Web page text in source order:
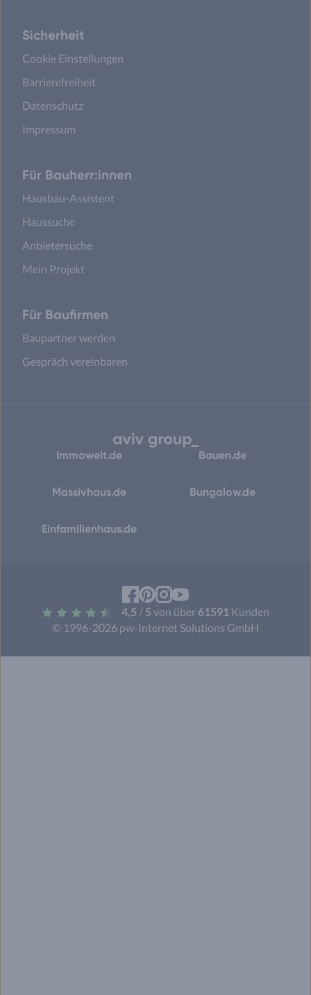
Sicherheit
Cookie Einstellungen
Barrierefreiheit
Datenschutz
Impressum
Für Bauherr:innen
Hausbau-Assistent
Haussuche
Anbietersuche
Mein Projekt
Für Baufirmen
Baupartner werden
Gespräch vereinbaren
Immowelt.de Bauen.de
Massivhaus.de Bungalow.de
Einfamilienhaus.de
© 1996-2026 pw-Internet Solutions GmbH
4,5 / 5 von über 61591 Kunden
Facebook
Pinterest
Instagram